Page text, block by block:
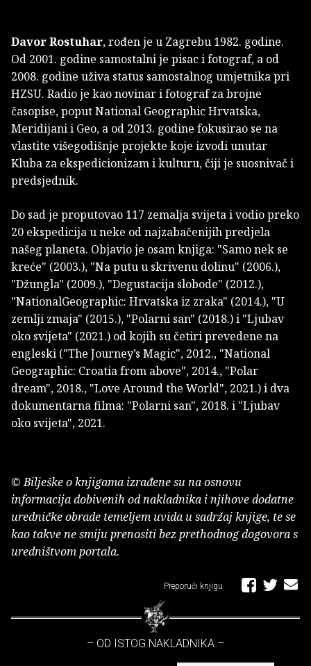
Davor Rostuhar, rođen je u Zagrebu 1982. godine.
Od 2001. godine samostalni je pisac i fotograf, a od
2008. godine uživa status samostalnog umjetnika pri
HZSU. Radio je kao novinar i fotograf za brojne
časopise, poput National Geographic Hrvatska,
Meridijani i Geo, a od 2013. godine fokusirao se na
vlastite višegodišnje projekte koje izvodi unutar
Kluba za ekspedicionizam i kulturu, čiji je suosnivač i
predsjednik.
Do sad je proputovao 117 zemalja svijeta i vodio preko
20 ekspedicija u neke od najzabačenijih predjela
našeg planeta. Objavio je osam knjiga: "Samo nek se
kreće" (2003.), "Na putu u skrivenu dolinu" (2006.),
"Džungla" (2009.), "Degustacija slobode" (2012.),
"NationalGeographic: Hrvatska iz zraka" (2014.), "U
zemlji zmaja" (2015.), "Polarni san" (2018.) i "Ljubav
oko svijeta" (2021.) od kojih su četiri prevedene na
engleski ("The Journey’s Magic", 2012., "National
Geographic: Croatia from above", 2014., "Polar
dream", 2018., "Love Around the World", 2021.) i dva
dokumentarna filma: "Polarni san", 2018. i "Ljubav
oko svijeta", 2021.
© Bilješke o knjigama izrađene su na osnovu
informacija dobivenih od nakladnika i njihove dodatne
uredničke obrade temeljem uvida u sadržaj knjige, te se
kao takve ne smiju prenositi bez prethodnog dogovora s
uredništvom portala.
Preporuči knjigu
– OD ISTOG NAKLADNIKA –